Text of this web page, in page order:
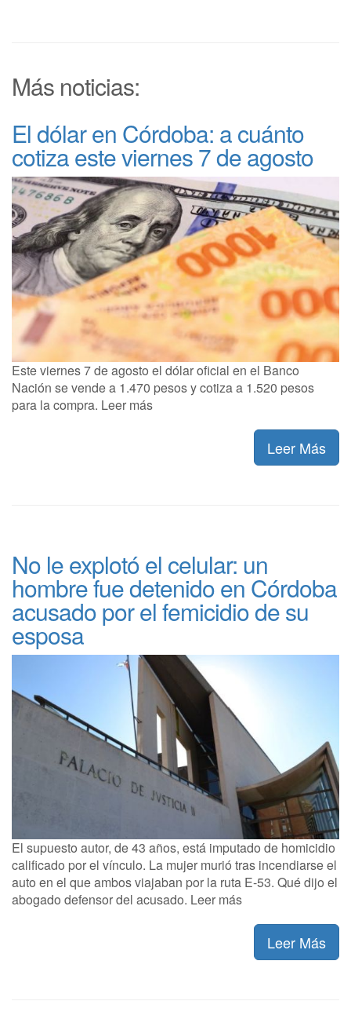
Más noticias:
El dólar en Córdoba: a cuánto
cotiza este viernes 7 de agosto
Este viernes 7 de agosto el dólar oficial en el Banco
Nación se vende a 1.470 pesos y cotiza a 1.520 pesos
para la compra. Leer más
Leer Más
No le explotó el celular: un
hombre fue detenido en Córdoba
acusado por el femicidio de su
esposa
El supuesto autor, de 43 años, está imputado de homicidio
calificado por el vínculo. La mujer murió tras incendiarse el
auto en el que ambos viajaban por la ruta E-53. Qué dijo el
abogado defensor del acusado. Leer más
Leer Más